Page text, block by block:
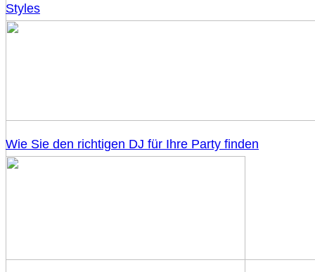
Styles
Wie Sie den richtigen DJ für Ihre Party finden